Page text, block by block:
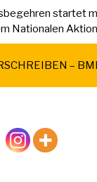
startet
Nationalen
– BMI